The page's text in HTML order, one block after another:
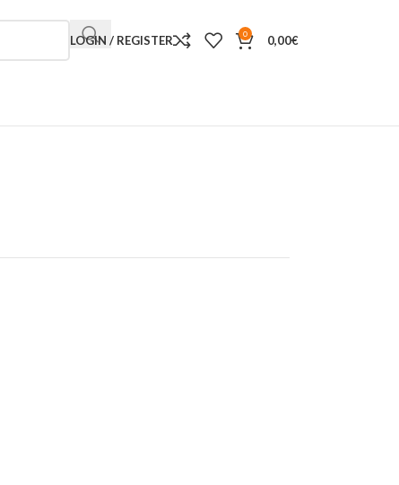
LOGIN / REGISTER 0 0,00€